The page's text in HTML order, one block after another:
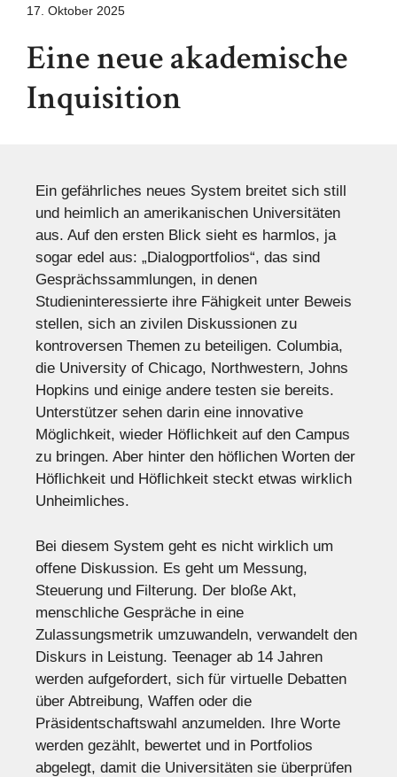
17. Oktober 2025
Eine neue akademische
Inquisition
Ein gefährliches neues System breitet sich still
und heimlich an amerikanischen Universitäten
aus. Auf den ersten Blick sieht es harmlos, ja
sogar edel aus: „Dialogportfolios“, das sind
Gesprächssammlungen, in denen
Studieninteressierte ihre Fähigkeit unter Beweis
stellen, sich an zivilen Diskussionen zu
kontroversen Themen zu beteiligen. Columbia,
die University of Chicago, Northwestern, Johns
Hopkins und einige andere testen sie bereits.
Unterstützer sehen darin eine innovative
Möglichkeit, wieder Höflichkeit auf den Campus
zu bringen. Aber hinter den höflichen Worten der
Höflichkeit und Höflichkeit steckt etwas wirklich
Unheimliches.
Bei diesem System geht es nicht wirklich um
offene Diskussion. Es geht um Messung,
Steuerung und Filterung. Der bloße Akt,
menschliche Gespräche in eine
Zulassungsmetrik umzuwandeln, verwandelt den
Diskurs in Leistung. Teenager ab 14 Jahren
werden aufgefordert, sich für virtuelle Debatten
über Abtreibung, Waffen oder die
Präsidentschaftswahl anzumelden. Ihre Worte
werden gezählt, bewertet und in Portfolios
abgelegt, damit die Universitäten sie überprüfen